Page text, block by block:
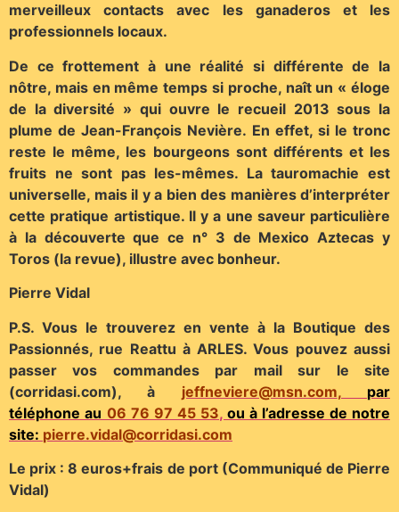
merveilleux contacts avec les ganaderos et les
professionnels locaux.
De ce frottement à une réalité si différente de la
nôtre, mais en même temps si proche, naît un « éloge
de la diversité » qui ouvre le recueil 2013 sous la
plume de Jean-François Nevière. En effet, si le tronc
reste le même, les bourgeons sont différents et les
fruits ne sont pas les-mêmes. La tauromachie est
universelle, mais il y a bien des manières d’interpréter
cette pratique artistique. Il y a une saveur particulière
à la découverte que ce n° 3 de Mexico Aztecas y
Toros (la revue), illustre avec bonheur.
Pierre Vidal
P.S. Vous le trouverez en vente à la Boutique des
Passionnés, rue Reattu à ARLES. Vous pouvez aussi
passer vos commandes par mail sur le site
(corridasi.com), à jeffneviere@msn.com, par
téléphone au 06 76 97 45 53, ou à l’adresse de notre
site: pierre.vidal@corridasi.com
Le prix : 8 euros+frais de port (Communiqué de Pierre
Vidal)